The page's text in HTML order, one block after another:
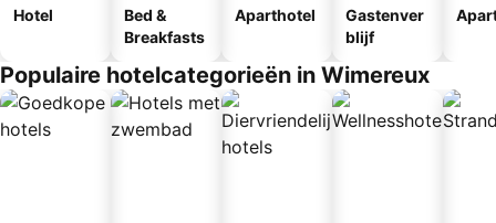
Hotel
Bed &
Breakfasts
Aparthotel
Gastenver
blijf
Populaire hotelcategorieën in Wimereux